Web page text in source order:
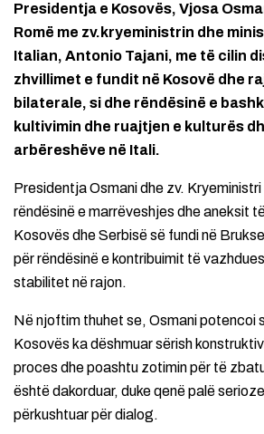
Presidentja e Kosovës, Vjosa
Romë me zv.kryeministrin dhe
Italian, Antonio Tajani, me të cilin
zhvillimet e fundit në Kosovë dhe
bilaterale, si dhe rëndësinë e
kultivimin dhe ruajtjen e kulturës
arbëreshëve në Itali.
Presidentja Osmani dhe zv.
rëndësinë e marrëveshjes dhe aneksit
Kosovës dhe Serbisë së fundi në
për rëndësinë e kontribuimit të
stabilitet në rajon.
Në njoftim thuhet se, Osmani potencoi
Kosovës ka dëshmuar sërish
proces dhe poashtu zotimin për të
është dakorduar, duke qenë palë
përkushtuar për dialog.